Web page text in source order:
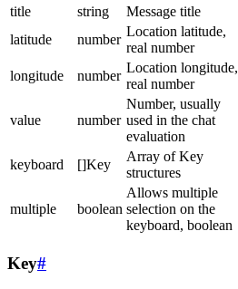
title
string Message title
latitude
number
Location latitude,
real number
longitude
number
Location longitude,
real number
value number
Number, usually
used in the chat
evaluation
keyboard []Key
Array of Key
structures
multiple boolean
Allows multiple
selection on the
keyboard, boolean
Key#